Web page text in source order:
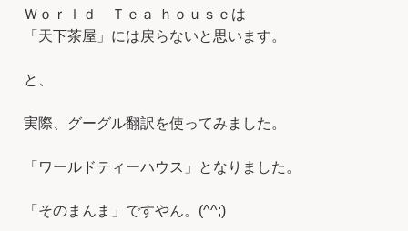
Ｗｏｒｌｄ Ｔｅａ ｈｏｕｓｅは
「天下茶屋」には戻らないと思います。
と、
実際、グーグル翻訳を使ってみました。
「ワールドティーハウス」となりました。
「そのまんま」ですやん。(^^;)